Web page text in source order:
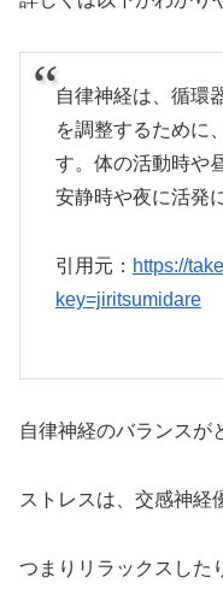
自律神経は、循環
を調整するために
す。体の活動時や
安静時や夜に活発
引用元： https://
key=jiritsumidare
自律神経のバランスが
ストレスは、交感神経
つまりリラックスした